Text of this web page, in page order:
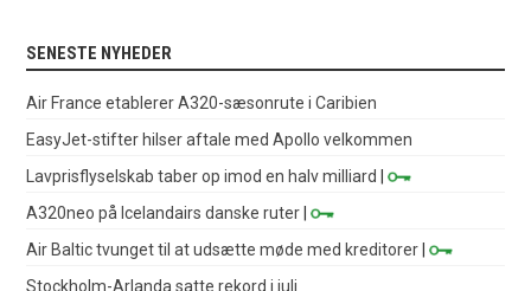
SENESTE NYHEDER
Air France etablerer A320-sæsonrute i Caribien
EasyJet-stifter hilser aftale med Apollo velkommen
Lavprisflyselskab taber op imod en halv milliard
|
A320neo på Icelandairs danske ruter |
Air Baltic tvunget til at udsætte møde med kreditorer |
Stockholm-Arlanda satte rekord i juli